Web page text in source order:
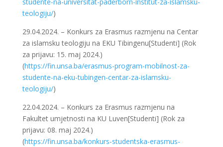
teologiju/)
29.04.2024. – Konkurs za Erasmus razmjenu na Centar
za islamsku teologiju na EKU Tibingenu[Studenti] (Rok
za prijavu: 15. maj 2024.)
(https://fin.unsa.ba/erasmus-program-mobilnost-za-
studente-na-eku-tubingen-centar-za-islamsku-
teologiju/)
22.04.2024. – Konkurs za Erasmus razmjenu na
Fakultet umjetnosti na KU Luven[Studenti] (Rok za
prijavu: 08. maj 2024.)
(https://fin.unsa.ba/konkurs-studentska-erasmus-